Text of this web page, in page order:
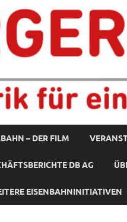
– DER FILM
DB AG
EISENBAHNINITIATIVEN